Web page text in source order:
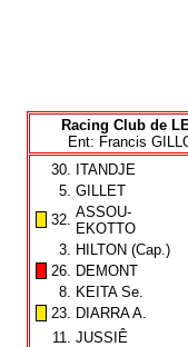
Racing Club de
Ent: Francis
30. ITANDJE
5. GILLET
32. ASSOU-
EKOTTO
3. HILTON (Cap.)
26. DEMONT
8. KEITA Se.
23. DIARRA A.
11.
JUSSIÊ